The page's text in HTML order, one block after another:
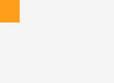
Acer Aspire 5
2.1GHz 8GB